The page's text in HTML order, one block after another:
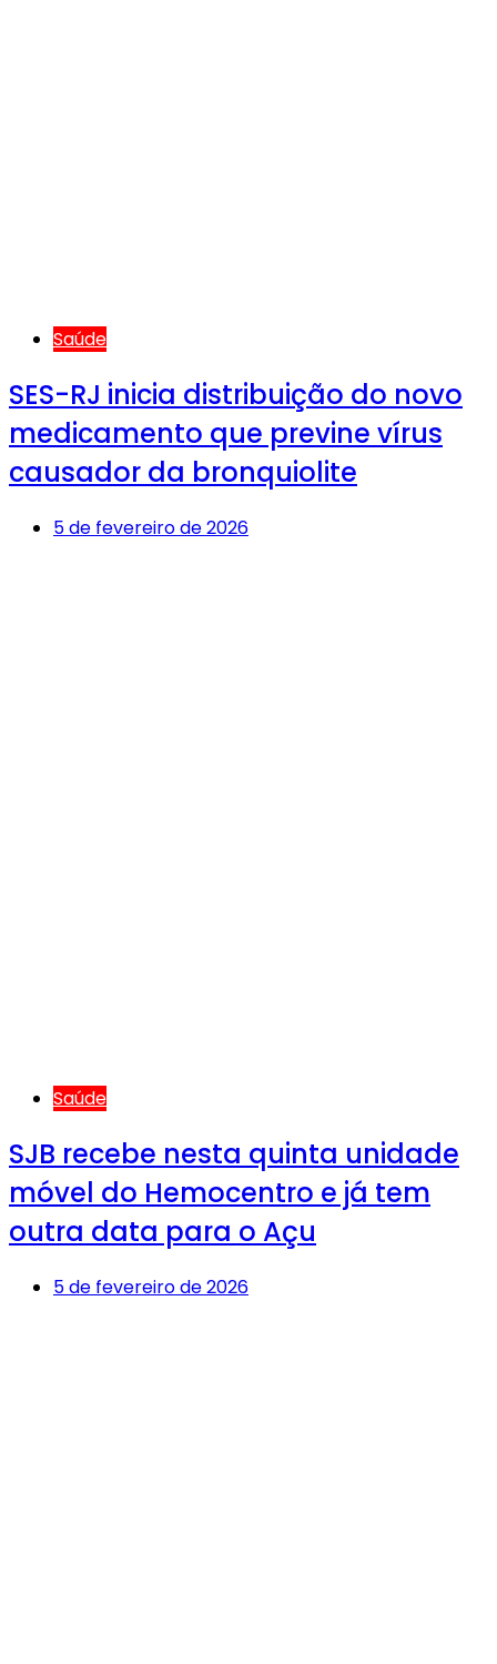
Saúde
SES-RJ inicia distribuição do novo
medicamento que previne vírus
causador da bronquiolite
5 de fevereiro de 2026
Saúde
SJB recebe nesta quinta unidade
móvel do Hemocentro e já tem
outra data para o Açu
5 de fevereiro de 2026